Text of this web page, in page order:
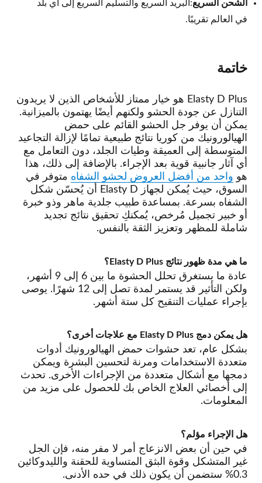
الشحن السريع:البريد السريع والتسليم السريع إلى أي بلد
في العالم تقريبًا.
خاتمة
Elasty D Plus هو خيار ممتاز للأشخاص الذين لا يريدون
التنازل عن جودة الحشو ولكنهم أيضًا يهتمون بالميزانية.
يمكن أن يوفر جل الحشو القائم على حمض
الهيالورونيك من كوريا نتائج طبيعية تمامًا لإزالة التجاعيد
المتوسطة إلى العميقة وطيات الجلد، دون التعامل مع
أي آثار جانبية قوية بعد الإجراء. بالإضافة إلى ذلك، هذا
هو واحد من أفضل العروض لحشو الشفاه متوفر في
السوق، حيث يُمكن لجهاز Elasty D أن يُحسّن شكل
الشفاه بسرعة. بمساعدة طبيب جلدية ماهر وذو خبرة
أو خبير تجميل مُرخص، يُمكنكِ تحقيق نتائج تجديد
شاملة للمظهر وتعزيز الثقة بالنفس.
ما هي مدة ظهور نتائج Elasty D Plus؟
عادة ما يستغرق تحلل الحشوة ما بين 6 إلى 9 أشهر،
ولكن التأثير قد يستمر لمدة تصل إلى 12 شهرًا. يوصى
بإجراء عمليات التنقيح كل ستة أشهر.
هل يمكن دمج Elasty D Plus مع علاجات أخرى؟
بشكل عام، تعد حشوات حمض الهيالورونيك أدوات
متعددة الاستخدامات ومرنة لتحسين البشرة ويمكن
دمجها مع أشكال متعددة من الإجراءات الأخرى. تحدث
إلى أخصائي العلاج الخاص بك للحصول على مزيد من
المعلومات.
هل الإجراء مؤلم؟
في حين أن بعض الانزعاج أمر لا مفر منه، فإن الجل
غير المتشكل وقوة البثق المتساوية للحقنة والليدوكائين
0.3% ستضمن أن يكون ذلك في حده الأدنى.